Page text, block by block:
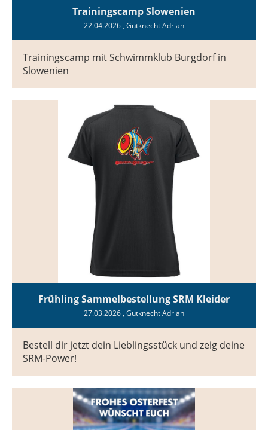
Trainingscamp Slowenien
22.04.2026 , Gutknecht Adrian
Trainingscamp mit Schwimmklub Burgdorf in
Slowenien
Frühling Sammelbestellung SRM Kleider
27.03.2026 , Gutknecht Adrian
Bestell dir jetzt dein Lieblingsstück und zeig deine
SRM-Power!